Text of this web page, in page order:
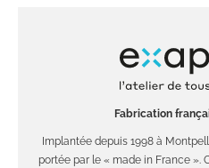
Fabrication
Implantée depuis 1998 à
portée par le « made in France ».